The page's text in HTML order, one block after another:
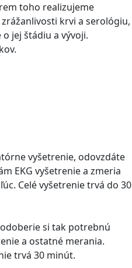
toho realizujeme
krvi a serológiu,
jej štádiu a vývoji.
vyšetrenie, odovzdáte
EKG vyšetrenie a zmeria
Celé vyšetrenie trvá do 30
si tak potrebnú
a ostatné merania.
trvá 30 minút.